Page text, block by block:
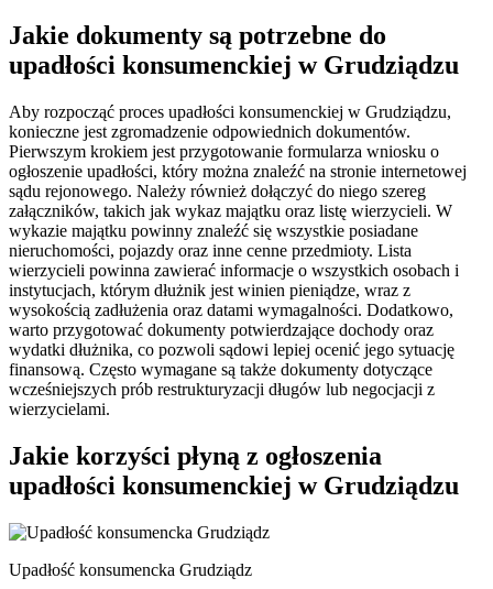
Jakie dokumenty są potrzebne do
upadłości konsumenckiej w Grudziądzu
Aby rozpocząć proces upadłości konsumenckiej w Grudziądzu,
konieczne jest zgromadzenie odpowiednich dokumentów.
Pierwszym krokiem jest przygotowanie formularza wniosku o
ogłoszenie upadłości, który można znaleźć na stronie internetowej
sądu rejonowego. Należy również dołączyć do niego szereg
załączników, takich jak wykaz majątku oraz listę wierzycieli. W
wykazie majątku powinny znaleźć się wszystkie posiadane
nieruchomości, pojazdy oraz inne cenne przedmioty. Lista
wierzycieli powinna zawierać informacje o wszystkich osobach i
instytucjach, którym dłużnik jest winien pieniądze, wraz z
wysokością zadłużenia oraz datami wymagalności. Dodatkowo,
warto przygotować dokumenty potwierdzające dochody oraz
wydatki dłużnika, co pozwoli sądowi lepiej ocenić jego sytuację
finansową. Często wymagane są także dokumenty dotyczące
wcześniejszych prób restrukturyzacji długów lub negocjacji z
wierzycielami.
Jakie korzyści płyną z ogłoszenia
upadłości konsumenckiej w Grudziądzu
Upadłość konsumencka Grudziądz